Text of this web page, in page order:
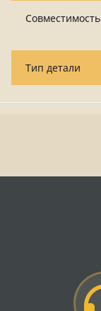
Совместимость
Тип детали